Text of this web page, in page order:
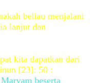
beliau menjalani
lanjut dan
kita dapatkan dari
[23]: 50 :
beserta